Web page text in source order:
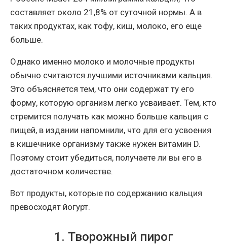
составляет около 21,8% от суточной нормы. А в
таких продуктах, как тофу, киш, молоко, его еще
больше.
Однако именно молоко и молочные продукты
обычно считаются лучшими источниками кальция.
Это объясняется тем, что они содержат ту его
форму, которую организм легко усваивает. Тем, кто
стремится получать как можно больше кальция с
пищей, в издании напомнили, что для его усвоения
в кишечнике организму также нужен витамин D.
Поэтому стоит убедиться, получаете ли вы его в
достаточном количестве.
Вот продукты, которые по содержанию кальция
превосходят йогурт.
1. Творожный пирог